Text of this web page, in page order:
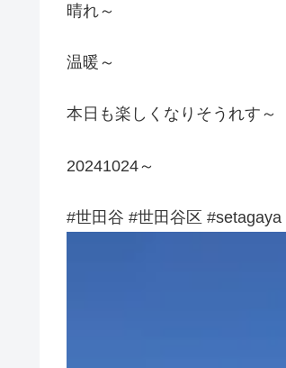
晴れ～
温暖～
本日も楽しくなりそうれす～
20241024～
#世田谷 #世田谷区 #setagaya